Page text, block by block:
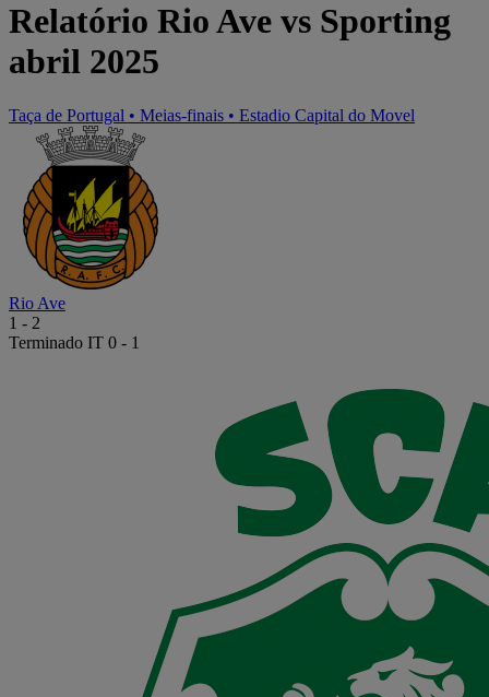
Relatório Rio Ave vs Sporting
abril 2025
Taça de Portugal • Meias-finais • Estadio Capital do Movel
Rio Ave
1 - 2
Terminado IT 0 - 1